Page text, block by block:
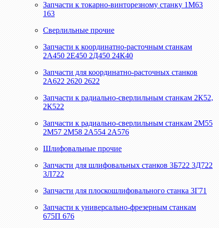
Запчасти к токарно-винторезному станку 1М63
163
Сверлильные прочие
Запчасти к координатно-расточным станкам
2А450 2Е450 2Д450 24К40
Запчасти для координатно-расточных станков
2А622 2620 2622
Запчасти к радиально-сверлильным станкам 2К52,
2К522
Запчасти к радиально-сверлильным станкам 2М55
2М57 2М58 2А554 2А576
Шлифовальные прочие
Запчасти для шлифовальных станков 3Б722 3Д722
3Л722
Запчасти для плоскошлифовального станка 3Г71
Запчасти к универсально-фрезерным станкам
675П 676